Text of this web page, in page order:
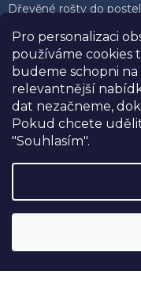
Pro personalizaci
používáme cookies
budeme schopni
relevantnější
dat nezačneme,
Pokud chcete
"Souhlasím".
značky
DOPRAVA
Dřevěné rošty do
Postele 200 x 200 cm
Matrace 90 x 200 cm
Rozkládací postele
Kvalitní polštáře